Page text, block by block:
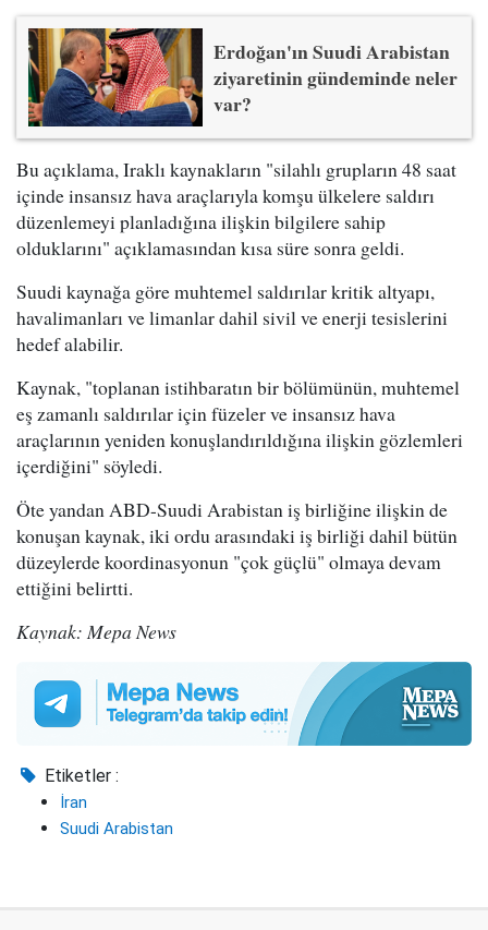
Erdoğan'ın Suudi Arabistan
ziyaretinin gündeminde neler
var?
Bu açıklama, Iraklı kaynakların "silahlı grupların 48 saat
içinde insansız hava araçlarıyla komşu ülkelere saldırı
düzenlemeyi planladığına ilişkin bilgilere sahip
olduklarını" açıklamasından kısa süre sonra geldi.
Suudi kaynağa göre muhtemel saldırılar kritik altyapı,
havalimanları ve limanlar dahil sivil ve enerji tesislerini
hedef alabilir.
Kaynak, "toplanan istihbaratın bir bölümünün, muhtemel
eş zamanlı saldırılar için füzeler ve insansız hava
araçlarının yeniden konuşlandırıldığına ilişkin gözlemleri
içerdiğini" söyledi.
Öte yandan ABD-Suudi Arabistan iş birliğine ilişkin de
konuşan kaynak, iki ordu arasındaki iş birliği dahil bütün
düzeylerde koordinasyonun "çok güçlü" olmaya devam
ettiğini belirtti.
Kaynak: Mepa News
Etiketler :
İran
Suudi Arabistan